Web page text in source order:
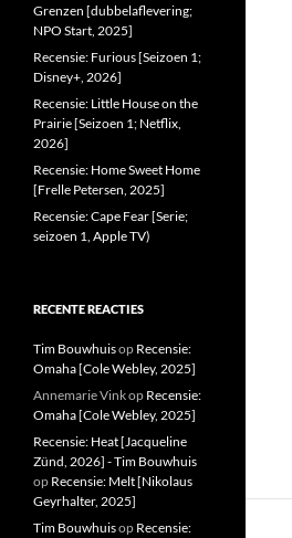
Grenzen [dubbelaflevering;
NPO Start, 2025]
Recensie: Furious [Seizoen 1;
Disney+, 2026]
Recensie: Little House on the
Prairie [Seizoen 1; Netflix,
2026]
Recensie: Home Sweet Home
[Frelle Petersen, 2025]
Recensie: Cape Fear [Serie;
seizoen 1, Apple TV)
RECENTE REACTIES
Tim Bouwhuisop Recensie:
Omaha [Cole Webley, 2025]
Annemarie Vinkop Recensie:
Omaha [Cole Webley, 2025]
Recensie: Heat [Jacqueline
Zünd, 2026] - Tim Bouwhuis
op Recensie: Melt [Nikolaus
Geyrhalter, 2025]
Tim Bouwhuisop Recensie: